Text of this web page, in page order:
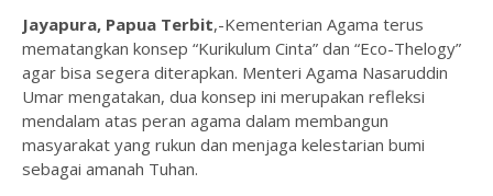
Jayapura, Papua Terbit,-Kementerian Agama terus
mematangkan konsep “Kurikulum Cinta” dan “Eco-Thelogy”
agar bisa segera diterapkan. Menteri Agama Nasaruddin
Umar mengatakan, dua konsep ini merupakan refleksi
mendalam atas peran agama dalam membangun
masyarakat yang rukun dan menjaga kelestarian bumi
sebagai amanah Tuhan.